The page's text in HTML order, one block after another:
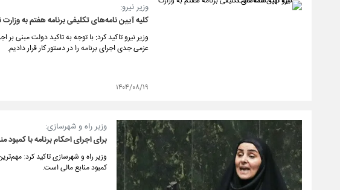
وزیر نیرو:
کلیه آیین نامه‌های تکلیفی برنامه هفتم به
وزیر نیرو تاکید کرد: با توجه به تاکید دولت مبنی بر
عزمی جدی اجرای برنامه را در دستور کار قرار دادیم.
۱۴۰۴/۰۸/۱۹
وزیر راه و شهرسازی:
برای اجرای احکام برنامه با کمبود
وزیر راه و شهرسازی تاکید کرد:
کمبود منابع مالی است.